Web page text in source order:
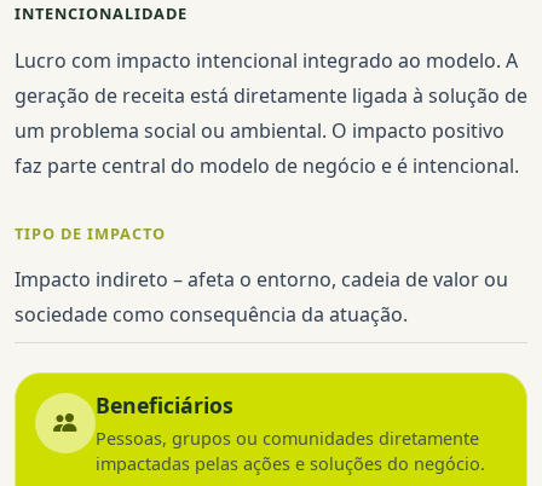
INTENCIONALIDADE
Lucro com impacto intencional integrado ao modelo. A
geração de receita está diretamente ligada à solução de
um problema social ou ambiental. O impacto positivo
faz parte central do modelo de negócio e é intencional.
TIPO DE IMPACTO
Impacto indireto – afeta o entorno, cadeia de valor ou
sociedade como consequência da atuação.
Beneficiários
Pessoas, grupos ou comunidades diretamente
impactadas pelas ações e soluções do negócio.